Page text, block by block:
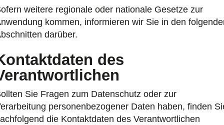
weitere regionale oder nationale Gesetze zur
kommen, informieren wir Sie in den
darüber.
des
Sie Fragen zum Datenschutz oder zur
personenbezogener Daten haben, finden
die Kontaktdaten des Verantwortlichen